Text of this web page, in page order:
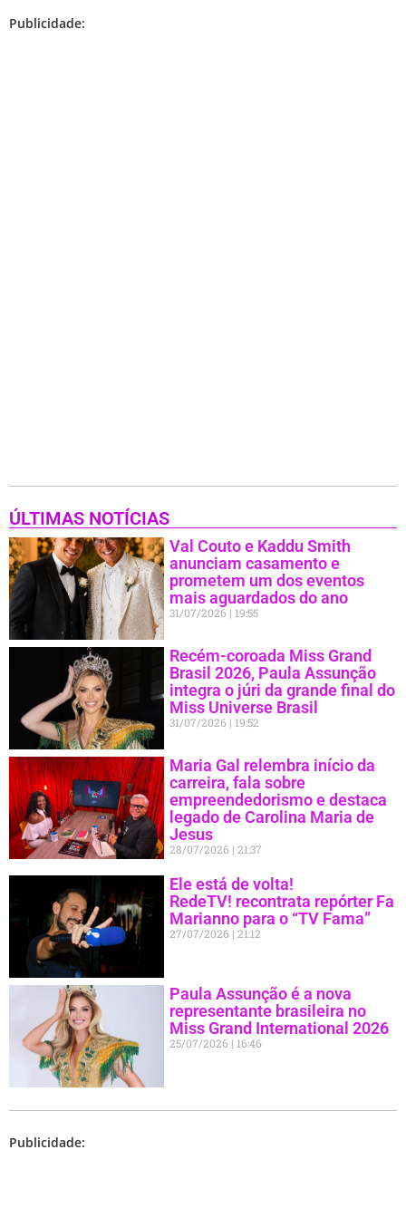
Publicidade:
ÚLTIMAS NOTÍCIAS
Val Couto e Kaddu Smith
anunciam casamento e
prometem um dos eventos
mais aguardados do ano
31/07/2026 19:55
Recém-coroada Miss Grand
Brasil 2026, Paula Assunção
integra o júri da grande final do
Miss Universe Brasil
31/07/2026 19:52
Maria Gal relembra início da
carreira, fala sobre
empreendedorismo e destaca
legado de Carolina Maria de
Jesus
28/07/2026 21:37
Ele está de volta!
RedeTV! recontrata repórter Fa
Marianno para o “TV Fama”
27/07/2026 21:12
Paula Assunção é a nova
representante brasileira no
Miss Grand International 2026
25/07/2026 16:46
Publicidade: